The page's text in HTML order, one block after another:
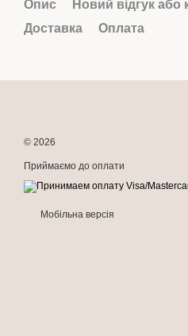
Опис
Новий відгук або
Доставка
Оплата
© 2026
Приймаємо до оплати
Мобільна версія